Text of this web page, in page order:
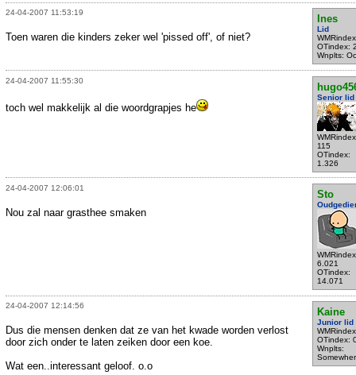
24-04-2007 11:53:19
Ines
Lid
OTindex:
Wnplts:
Toen waren die kinders zeker wel 'pissed off', of niet?
24-04-2007 11:55:30
Senior lid
115
OTindex:
1.326
toch wel makkelijk al die woordgrapjes he
24-04-2007 12:06:01
Sto
6.021
OTindex:
14.071
Nou zal naar grasthee smaken
24-04-2007 12:14:56
Kaine
Junior lid
OTindex:
Wnplts:
Dus die mensen denken dat ze van het kwade worden verlost
door zich onder te laten zeiken door een koe.
Wat een..interessant geloof. o.o